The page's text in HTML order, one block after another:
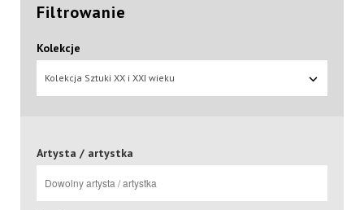
Filtrowanie
Kolekcje
Kolekcja Sztuki XX i XXI wieku
Artysta / artystka